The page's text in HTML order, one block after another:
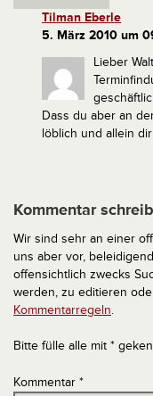
Tilman Eberle
5. März 2010 um
Lieber
Dass du aber an
löblich und allein
Kommentar
Wir sind sehr an einer
uns aber vor,
offensichtlich zwecks
werden, zu editieren
Kommentarregeln.
Bitte fülle alle mit *
Kommentar *